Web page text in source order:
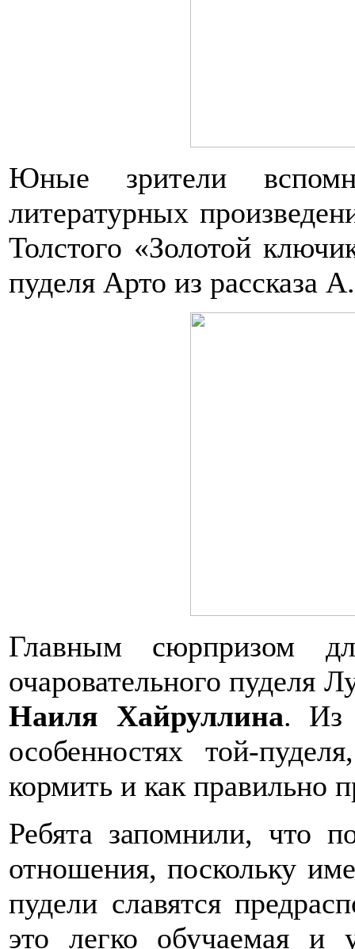
Юные зрители
литературных
Толстого «Золотой
пуделя Арто из рассказа
Главным сюрпризом
очаровательного пуделя
Наиля Хайруллина. Из
особенностях той-
кормить и как правильно
Ребята запомнили, что
отношения, поскольку
пудели славятся
это легко обучаемая и